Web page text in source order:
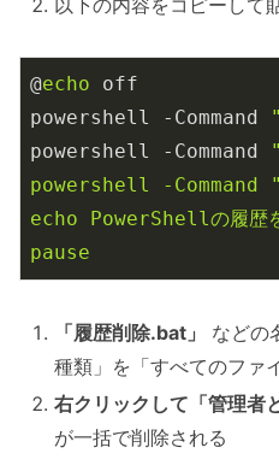
以下の内容をコピーして
@echo off
powershell -Command
powershell -Command
powershell -Command "
echo PowerShellの履歴を
「履歴削除.bat」
などの
種類」を「すべてのファ
右クリックして「管理者
が一括で削除される